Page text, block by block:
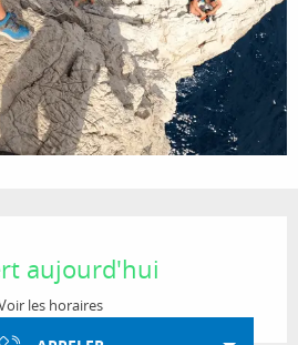
aujourd'hui
les horaires